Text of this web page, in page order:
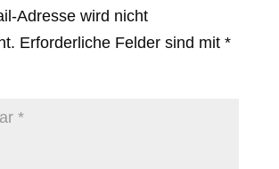
Adresse wird nicht
Erforderliche Felder sind mit *